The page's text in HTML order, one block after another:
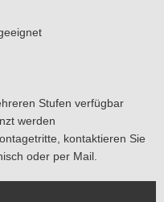
Stufen verfügbar
werden
kontaktieren Sie
oder per Mail.